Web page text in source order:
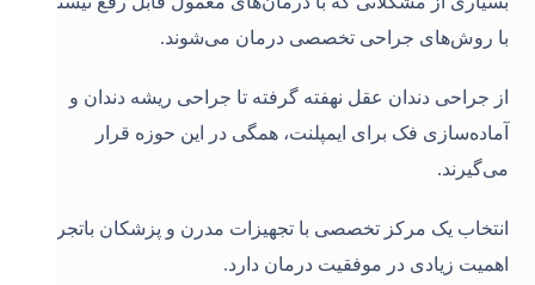
با روش‌های جراحی تخصصی درمان می‌شوند.
از جراحی دندان عقل نهفته گرفته تا جراحی ریشه دندان و
آماده‌سازی فک برای ایمپلنت، همگی در این حوزه قرار
می‌گیرند.
انتخاب یک مرکز تخصصی با تجهیزات مدرن و پزشکان باتجربه
اهمیت زیادی در موفقیت درمان دارد.